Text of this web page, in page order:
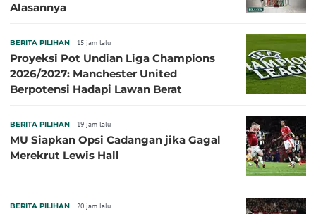
Alasannya
BERITA PILIHAN 15 jam lalu
Proyeksi Pot Undian Liga Champions
2026/2027: Manchester United
Berpotensi Hadapi Lawan Berat
BERITA PILIHAN 19 jam lalu
MU Siapkan Opsi Cadangan jika Gagal
Merekrut Lewis Hall
BERITA PILIHAN 20 jam lalu